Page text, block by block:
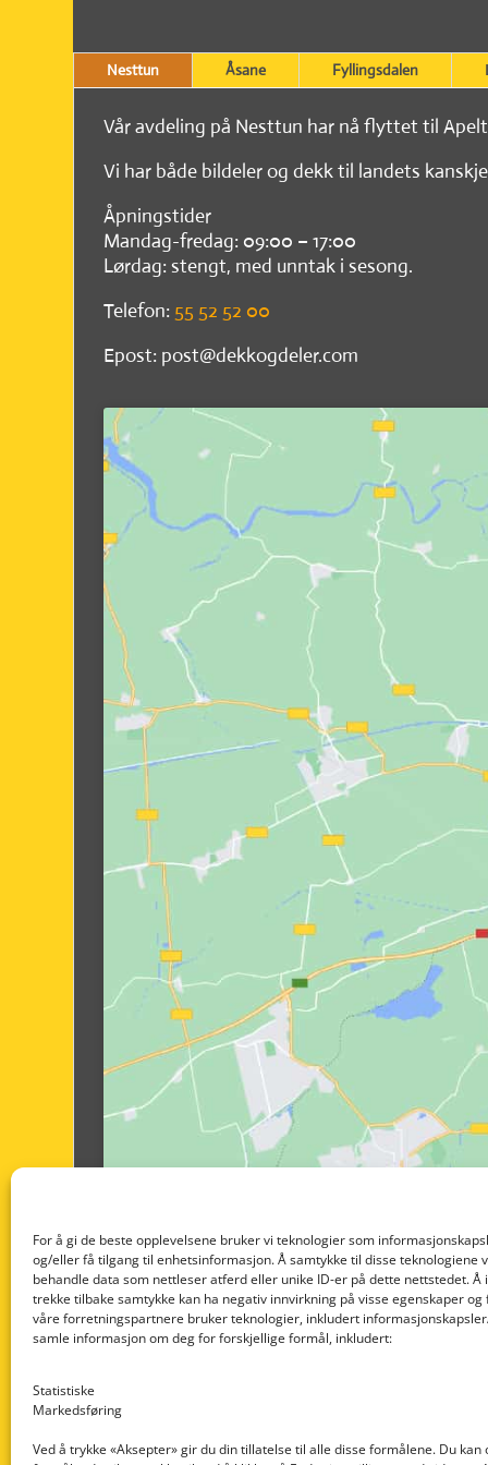
For å gi de beste opplevelsene bruker vi teknologier som
og/eller få tilgang til enhetsinformasjon. Å samtykke til disse teknologiene
behandle data som nettleser atferd eller unike ID-er på dette nettstedet. Å
trekke tilbake samtykke kan ha negativ innvirkning på visse egenskaper og
våre forretningspartnere bruker teknologier, inkludert
samle informasjon om deg for forskjellige formål, inkludert:
Statistiske
Markedsføring
Ved å trykke «Aksepter» gir du din tillatelse til alle disse formålene. Du kan
Nesttun Åsane Fyllingsdalen
Vår avdeling på Nesttun har nå flyttet til
Vi har både bildeler og dekk til landets
Åpningstider
Mandag-fredag: 09:00 – 17:00
Lørdag: stengt, med unntak i sesong.
Telefon: 55 52 52 00
Epost: post@dekkogdeler.com